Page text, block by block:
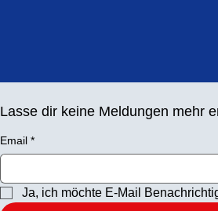
Lasse dir keine Meldungen mehr
Email *
Ja, ich möchte E-Mail